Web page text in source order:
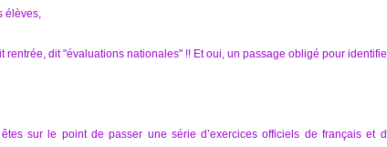
élèves,
rentrée, dit "évaluations nationales" !! Et oui, un passage obligé pour
êtes sur le point de passer une série d’exercices officiels de français et